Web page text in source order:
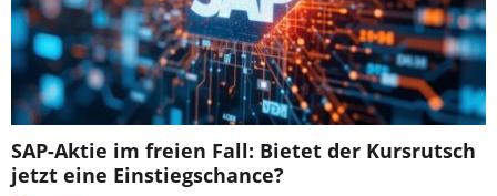
SAP-Aktie im freien Fall: Bietet der Kursrutsch
jetzt eine Einstiegschance?